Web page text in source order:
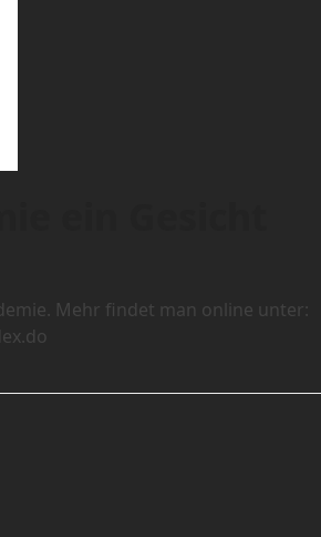
Mehr findet man online unter: